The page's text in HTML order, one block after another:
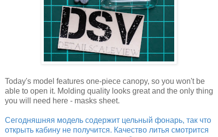
Today's model features one-piece canopy, so you won't be
able to open it. Molding quality looks great and the only thing
you will need here - masks sheet.
Сегодняшняя модель содержит цельный фонарь, так что
открыть кабину не получится. Качество литья смотрится